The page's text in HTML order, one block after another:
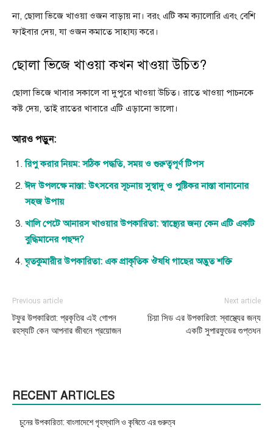
না, ছোলা ভিজে খাওয়া ওজন বাড়ায় না। বরং এটি কম ক্যালোরি এবং বেশি
ফাইবার দেয়, যা ওজন কমাতে সাহায্য করে।
ছোলা ভিজে খাওয়া কখন খাওয়া উচিত?
ছোলা ভিজে খাবার সকালে বা দুপুরে খাওয়া উচিত। রাতে খাওয়া পাচনকে
কষ্ট দেয়, তাই রাতের খাবারে এটি এড়ানো ভালো।
আরও পড়ুন:
রিপু করার নিয়ম: সঠিক পদ্ধতি, সময় ও গুরুত্বপূর্ণ টিপস
ঈদ উপলক্ষে নাস্তা: উৎসবের সূচনায় সুস্বাদু ও পুষ্টিকর নাস্তা বানানোর
সহজ উপায়
খালি পেটে আনারস খাওয়ার উপকারিতা: স্বাস্থ্যের জন্য কেন এটি একটি
বুদ্ধিমানের পছন্দ?
ঘৃতকুমারীর উপকারিতা: এক প্রাকৃতিক ঔষধি গাছের অদ্ভুত শক্তি
Previous article
টফুর উপকারিতা: প্রকৃতির এই গোপন
রহস্যটি কেন আপনার জীবনে প্রয়োজন
Next article
চিয়া সিড এর উপকারিতা: স্বাস্থ্যের জন্য
একটি সুপারফুডের গুপ্তধন
RECENT ARTICLES
চুনের উপকারিতা: বাংলাদেশে গৃহস্থালি ও কৃষিতে এর গুরুত্ব